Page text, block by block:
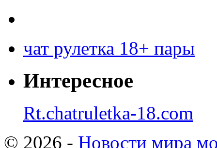
чат рулетка 18+ пары
Интересное
Rt.chatruletka-18.com
© 2026 - Новости мира